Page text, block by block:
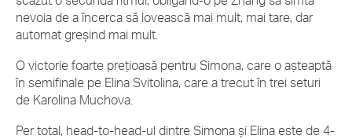
nevoia de a încerca să lovească mai mult, mai tare, dar
automat greșind mai mult.
O victorie foarte prețioasă pentru Simona, care o așteaptă
în semifinale pe Elina Svitolina, care a trecut în trei seturi
de Karolina Muchova.
Per total, head-to-head-ul dintre Simona și Elina este de 4-